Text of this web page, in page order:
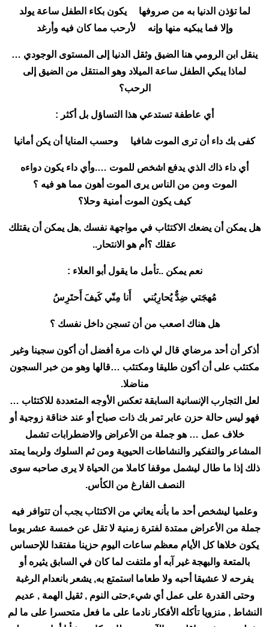
لما تؤذن الدنيا به من صروفها يكون بكاء الطفل ساعة يولد
وإلا فما يبكيه منها وإنه لأرحب مما كان فيه وأرغد
ينقل ابن الرومي هنا الضيق وثقل الدنيا إلى المستوى الوجودي …
لماذا يبكي الطفل ساعة الميلاد وهو المنتقل من الضيق إلى
الرحب؟
أي عاطفة تستدعي هذا التساؤل بل أكثر :
كفى بك داء أن ترى الموت شافيا وحسب المنايا أن يكن أمانيا
أي داء ذاك الذي يدفع اشخص للموت ….وأي داء يكون دواءه
الموت ومن من الناس يرى الموت أهون مما هو فيه ؟
كيف يكون الموت أمنية وحلا؟
هل يمكن أن يضعك الاكتئاب في مواجهة نفسك ,هل يمكن أن يقتلك
عقلك ؟أم هو الانتحار..
نعم يمكن ..تأمل ما يقول أبو العلاء :
مُهجَتي ضِدٌّ يُحارِبُني أَنا مِنّي كَيفَ أَحتَرِسُ
هل هناك اصعب من أن تسجن داخل نفسك ؟
أذكر أن أحد مرضاي قال لي ذات مرة أفضل أن أكون سجينا وغير
مكتئب على أن أكون طليقا ومكتئب …قالها وهو من خبر السجون
مناضلا.
لعل التجارب الإنسانية السابقة تعكس الأوجه المتعددة للاكتئاب …
فهو ليس حالة حزن عابر تمر بك ذات صباح أو عند خناقة زوجية أو
خلاف عمل … هو جملة من الأعراض والاضطرابات تشمل
المشاعر والتفكير والنشاطات الحيوية ومن ثم السلوك ولربما يمتد
ذلك إذا ما طال ليشمل موقفا كاملا من الحياة لا يرى صاحبه سوى
النصف الفارغ من الكأس.
وعلميا ليشخص أحد ما بأنه يعاني من الاكتئاب يجب أن تتوافر فيه
جملة من الأعراض ممتدة لفترة زمنية لا تقل عن خمسة عشر يوما
يكون خلاها كل الأيام معظم ساعات اليوم حزينا مفتقدا للإحساس
بالمتعة والبهجة غير آبه أو ملتفت لما كان في السابق يثيره أو
يفرحه لا عشيقا أحبه ولا طعاما استمتع به, يشعر بانعدام الرغبة
وحتى القدرة على عمل أي شيء,حتى النوم , ثقيل الهمة , عديم
النشاط , منزويا تأكله الأفكار نادما على ما فعل متحسرا على ما لم